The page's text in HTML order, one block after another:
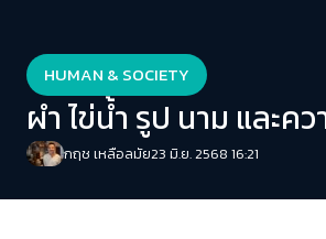
HUMAN & SOCIETY
ผำ ไข่น้ำ รูป นาม และค
กฤช เหลือลมัย23 มิ.ย. 2568 16:21